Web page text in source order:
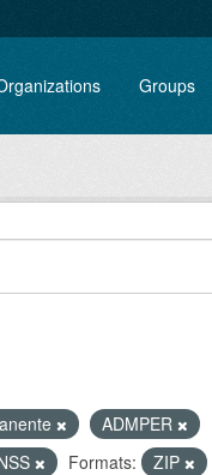
Groups
ADMPER
Formats: ZIP